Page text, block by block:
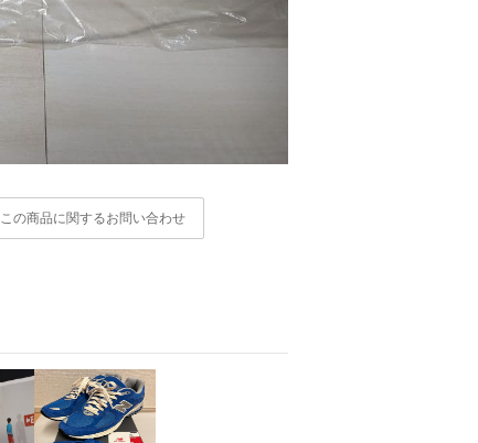
この商品に関するお問い合わせ